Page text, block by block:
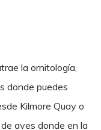
la ornitología,
donde puedes
Kilmore Quay o
aves donde en la